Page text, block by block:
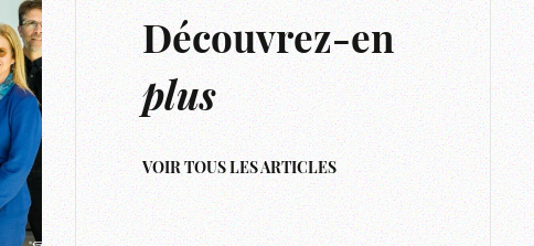
Découvrez-en
plus
VOIR TOUS LES ARTICLES